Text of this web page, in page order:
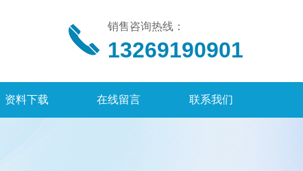
销售咨询热线：
13269190901
资料下载 在线留言 联系我们